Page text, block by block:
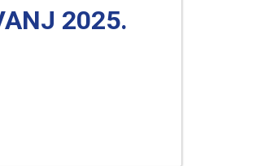
2025.